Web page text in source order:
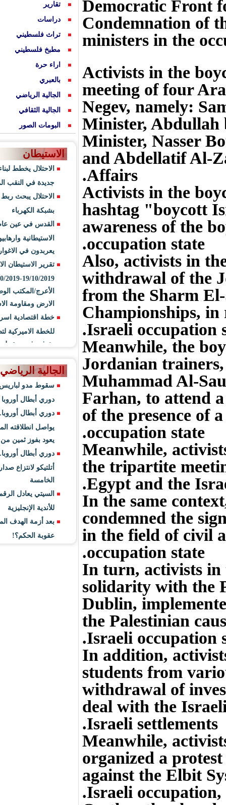
الصور
يبحث ربط البؤر الاستيطانية
في عين عاصفة المخططات
وارهابيو ( شبيبة التلال )
في الاغوار
الاستيطان الاسبوعي من
19/10/2019-25/10/2019 إعداد: مديحه
المكتب الوطني للدفاع عن
اسرائيلية موازية
الاميركية لتطوير المستوطنات
فرص عمل للفلسطينيين
الرياضي
مدو لباريس سان جيرمان في
أوروبا
أوروبا.. مان سيتي
المثالية وبرشلونة
ثمين من بورتو
أوروبا.. موراتا يقود
لانتزاع صدارة المجموعة
الإنجليزية
الهدف الملغي لليفربول.. ما
الحكم؟!